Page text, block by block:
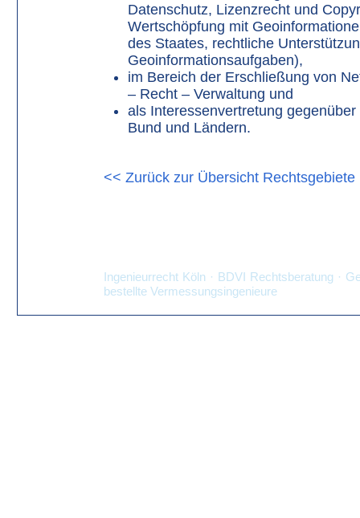
Datenschutz, Lizenzrecht und
Wertschöpfung mit
des Staates, rechtliche
Geoinformationsauf­gaben),
im Bereich der Erschließung von
– Recht – Verwaltung und
als Interessenvertretung
Bund und Ländern.
<< Zurück zur Übersicht Rechtsgebiete
Ingenieurrecht Köln · BDVI Rechtsberatung ·
bestellte Vermessungsingenieure